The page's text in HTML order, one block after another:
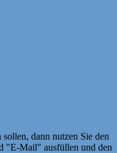
dann nutzen Sie den
"E-Mail" ausfüllen und den